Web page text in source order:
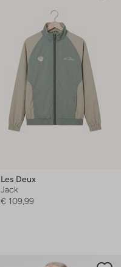
Les Deux
Jack
€ 109,99